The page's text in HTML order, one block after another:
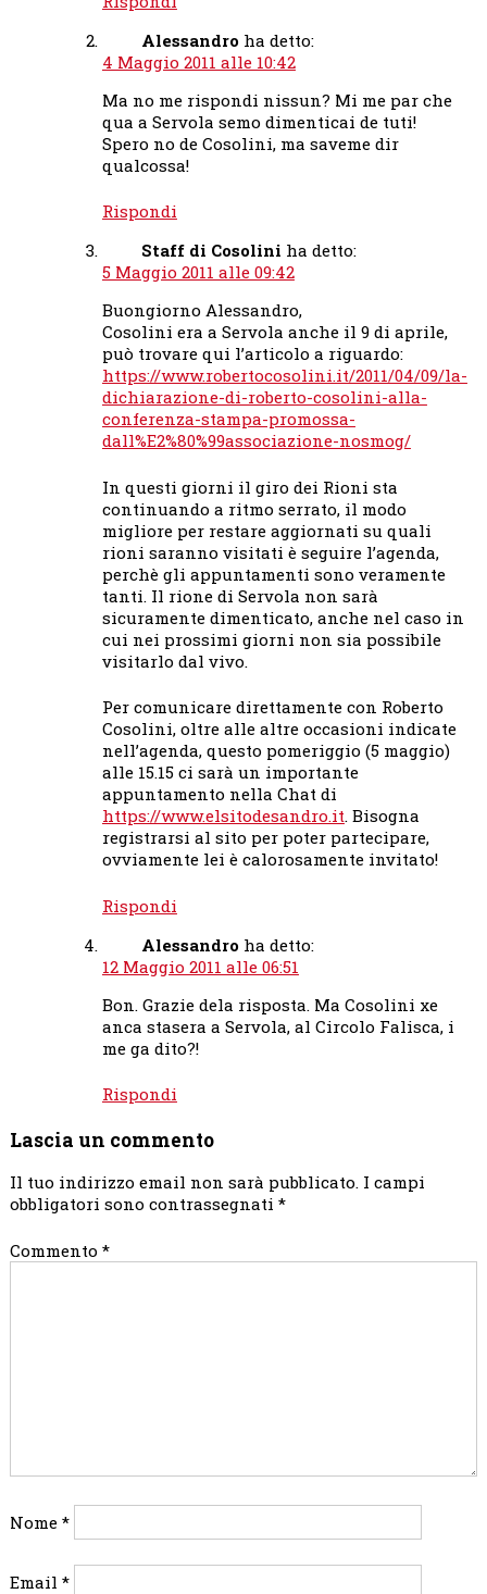
Alessandro ha detto:
4 Maggio 2011 alle 10:42
Ma no me rispondi nissun? Mi me par che
qua a Servola semo dimenticai de tuti!
Spero no de Cosolini, ma saveme dir
qualcossa!
Rispondi
Staff di Cosolini ha detto:
5 Maggio 2011 alle 09:42
Buongiorno Alessandro,
Cosolini era a Servola anche il 9 di aprile,
può trovare qui l’articolo a riguardo:
https://www.robertocosolini.it/2011/04/09/la-
dichiarazione-di-roberto-cosolini-alla-
conferenza-stampa-promossa-
dall%E2%80%99associazione-nosmog/
In questi giorni il giro dei Rioni sta
continuando a ritmo serrato, il modo
migliore per restare aggiornati su quali
rioni saranno visitati è seguire l’agenda,
perchè gli appuntamenti sono veramente
tanti. Il rione di Servola non sarà
sicuramente dimenticato, anche nel caso in
cui nei prossimi giorni non sia possibile
visitarlo dal vivo.
Per comunicare direttamente con Roberto
Cosolini, oltre alle altre occasioni indicate
nell’agenda, questo pomeriggio (5 maggio)
alle 15.15 ci sarà un importante
appuntamento nella Chat di
https://www.elsitodesandro.it. Bisogna
registrarsi al sito per poter partecipare,
ovviamente lei è calorosamente invitato!
Rispondi
Alessandro ha detto:
12 Maggio 2011 alle 06:51
Bon. Grazie dela risposta. Ma Cosolini xe
anca stasera a Servola, al Circolo Falisca, i
me ga dito?!
Rispondi
Lascia un commento
Il tuo indirizzo email non sarà pubblicato. I campi
obbligatori sono contrassegnati *
Commento *
Nome *
Email *